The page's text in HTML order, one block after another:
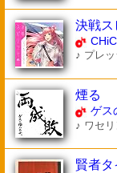
決戦ス
♪ プレ
煙る
ゲス
♪ ワセ
賢者タ